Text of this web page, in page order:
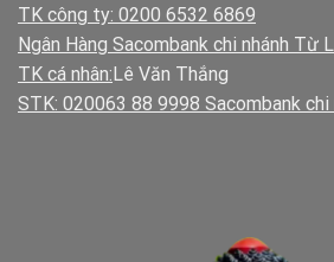
TK công ty: 0200 6532 6869
Ngân Hàng Sacombank chi nhánh Từ
TK cá nhân: Lê Văn Thắng
STK: 020063 88 9998 Sacombank